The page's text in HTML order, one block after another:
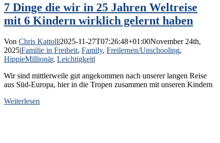
7 Dinge die wir in 25 Jahren Weltreise
mit 6 Kindern wirklich gelernt haben
Von Chris Kattoll|2025-11-27T07:26:48+01:00November 24th,
2025|Familie in Freiheit, Family, Freilernen/Unschooling,
HippieMillionär, Leichtigkeit|
Wir sind mittlerweile gut angekommen nach unserer langen Reise
aus Süd-Europa, hier in die Tropen zusammen mit unseren Kindern
Weiterlesen